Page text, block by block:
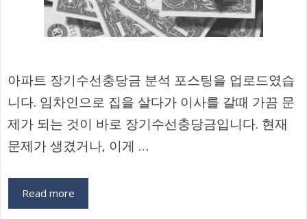
아파트 장기수선충당금 분석 포스팅을 업로드였습
니다. 임차인으로 집을 살다가 이사를 갈때 가끔 문
제가 되는 것이 바로 장기수선충당금입니다. 현재
문제가 생겼거나, 이게 …
Read more